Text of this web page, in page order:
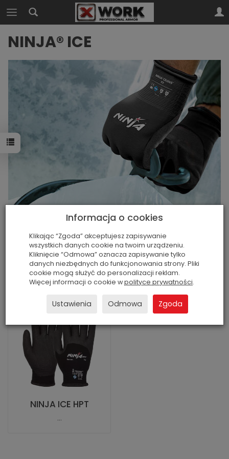
NINJA® ICE
Lepsza przyczepność na mokro i na sucho.
NINJA ICE HPT
...
Informacja o cookies
Klikając “Zgoda” akceptujesz zapisywanie
wszystkich danych cookie na twoim urządzeniu.
Kliknięcie “Odmowa” oznacza zapisywanie tylko
danych niezbędnych do funkcjonowania strony. Pliki
cookie mogą służyć do personalizacji reklam.
Więcej informacji o cookie wpolityce prywatności.
Ustawienia Odmowa Zgoda